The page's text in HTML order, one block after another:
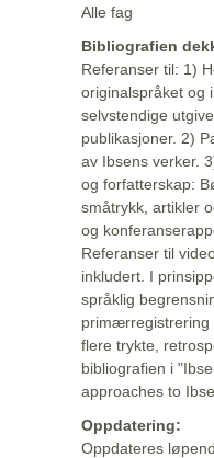
Alle fag
Bibliografien
Referanser til: 1)
originalspråket og
selvstendige
publikasjoner. 2)
av Ibsens verker.
og forfatterskap:
småtrykk, artikler
og
Referanser til
inkludert. I
språklig
primærregistrering
flere trykte,
bibliografien i
approaches to
Oppdatering:
Oppdateres